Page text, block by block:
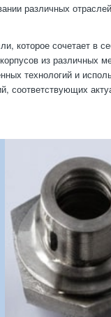
различных
которое сочетает в
из различных
технологий и
соответствующих